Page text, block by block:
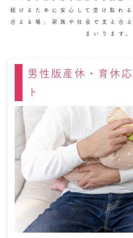
続けるために 安心して受け取れ
合える場、家族や社会で支え合
まいります。
男性版産休・育休
ト